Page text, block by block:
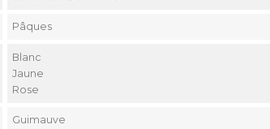
Pâques
Blanc
Jaune
Rose
Guimauve